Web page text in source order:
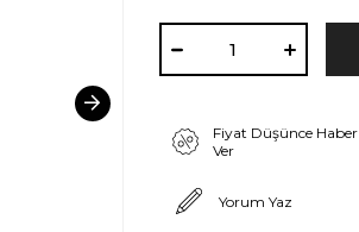
Fiyat Düşünce Haber
Ver
Yorum Yaz